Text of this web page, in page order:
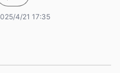
4/21 17:35